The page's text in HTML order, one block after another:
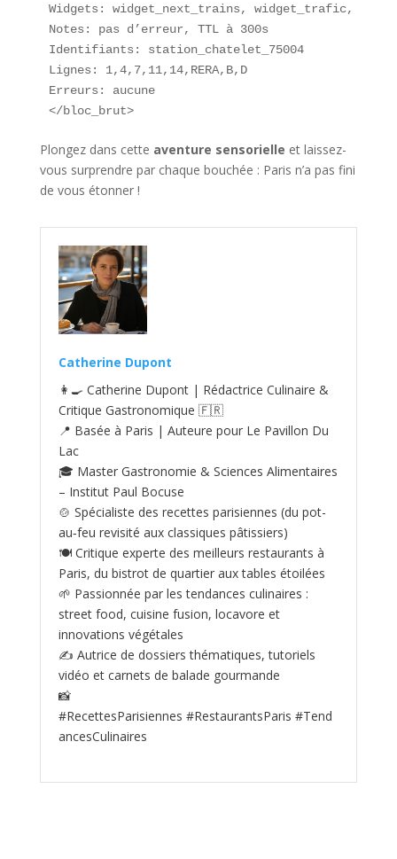
Widgets: widget_next_trains, widget_trafic,
Notes: pas d’erreur, TTL à 300s
Identifiants: station_chatelet_75004
Lignes: 1,4,7,11,14,RERA,B,D
Erreurs: aucune
</bloc_brut>
Plongez dans cette aventure sensorielle et laissez-
vous surprendre par chaque bouchée : Paris n’a pas fini
de vous étonner !
Catherine Dupont
👩‍🍳 Catherine Dupont | Rédactrice Culinaire &
Critique Gastronomique 🇫🇷
📍 Basée à Paris | Auteure pour Le Pavillon Du
Lac
🎓 Master Gastronomie & Sciences Alimentaires
– Institut Paul Bocuse
🍲 Spécialiste des recettes parisiennes (du pot-
au‑feu revisité aux classiques pâtissiers)
🍽️ Critique experte des meilleurs restaurants à
Paris, du bistrot de quartier aux tables étoilées
🌱 Passionnée par les tendances culinaires :
street food, cuisine fusion, locavore et
innovations végétales
✍️ Autrice de dossiers thématiques, tutoriels
vidéo et carnets de balade gourmande
📸
#RecettesParisiennes #RestaurantsParis #Tend
ancesCulinaires